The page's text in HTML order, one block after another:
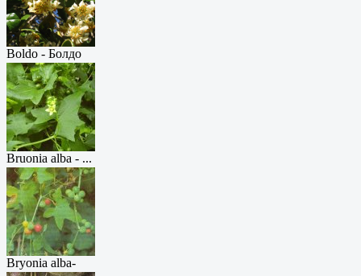
Boldo - Болдо
Bruonia alba - ...
Bryonia alba-